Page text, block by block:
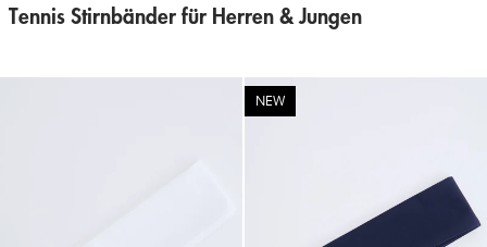
Tennis Stirnbänder für Herren & Jungen
NEW